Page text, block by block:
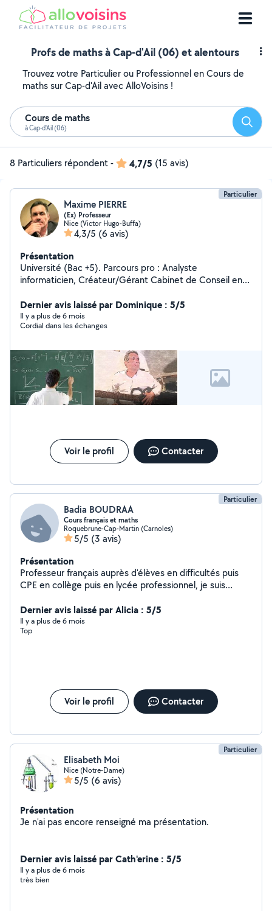
Profs de maths à Cap-d'Ail (06) et alentours
Trouvez votre Particulier ou Professionnel en Cours de
maths sur Cap-d'Ail avec AlloVoisins !
Cours de maths
à Cap-d'Ail (06)
8 Particuliers répondent- 4,7/5 (15 avis)
Particulier
Maxime PIERRE
(Ex) Professeur
Nice (Victor Hugo-Buffa)
4,3/5 (6 avis)
Présentation
Université (Bac +5). Parcours pro : Analyste
informaticien, Créateur/Gérant Cabinet de Conseil en
Aujourd'hui, je dispense des cours de mathématiques et
de guitare acoustique.
Dernier avis laissé par Dominique : 5/5
Il y a plus de 6 mois
Cordial dans les échanges
Voir le profil Contacter
Particulier
Badia BOUDRAA
Cours français et maths
Roquebrune-Cap-Martin (Carnoles)
5/5 (3 avis)
Présentation
Professeur français auprès d'élèves en difficultés puis
CPE en collège puis en lycée professionnel, je suis
accompagner enfants et adolescents dans leur scolarité
Je suis patiente, bienveillante, a l'écoute des besoins de
l'enfant
Dernier avis laissé par Alicia : 5/5
Il y a plus de 6 mois
Top
Voir le profil Contacter
Particulier
Elisabeth Moi
Nice (Notre-Dame)
5/5 (6 avis)
Présentation
Je n'ai pas encore renseigné ma présentation.
Dernier avis laissé par Cath'erine : 5/5
Il y a plus de 6 mois
très bien